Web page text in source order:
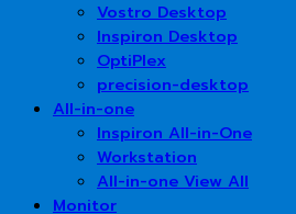
Vostro Desktop
Inspiron Desktop
OptiPlex
precision-desktop
All-in-one
Inspiron All-in-One
Workstation
All-in-one View All
Monitor